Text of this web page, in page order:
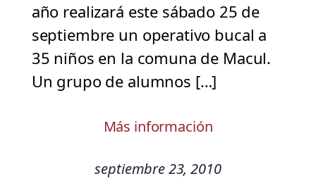
año realizará este sábado 25 de
septiembre un operativo bucal a
35 niños en la comuna de Macul.
Un grupo de alumnos […]
Más información
septiembre 23, 2010